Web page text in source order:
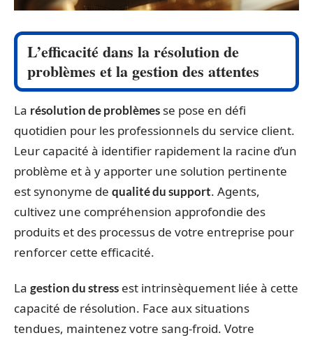
L’efficacité dans la résolution de
problèmes et la gestion des attentes
La résolution de problèmes se pose en défi
quotidien pour les professionnels du service client.
Leur capacité à identifier rapidement la racine d’un
problème et à y apporter une solution pertinente
est synonyme de qualité du support. Agents,
cultivez une compréhension approfondie des
produits et des processus de votre entreprise pour
renforcer cette efficacité.
La gestion du stress est intrinsèquement liée à cette
capacité de résolution. Face aux situations
tendues, maintenez votre sang-froid. Votre